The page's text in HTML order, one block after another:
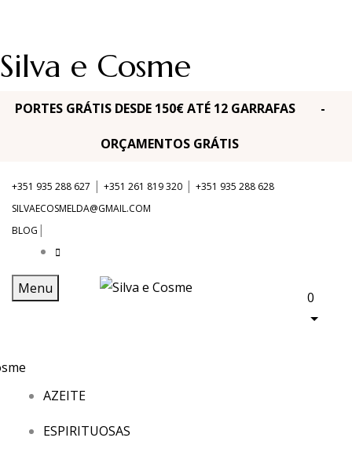
Silva e Cosme
PORTES GRÁTIS DESDE 150€ ATÉ 12 GARRAFAS -
ORÇAMENTOS GRÁTIS
+351 935 288 627 | +351 261 819 320 | +351 935 288 628
SILVAECOSMELDA@GMAIL.COM
BLOG |
Menu
0
AZEITE
ESPIRITUOSAS